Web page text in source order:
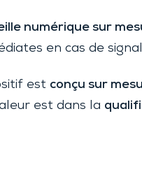
numérique sur
en cas de
est conçu sur
est dans la